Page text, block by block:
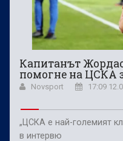
Капитанът
помогне на ЦСКА
Novsport 17:09
„ЦСКА е най-големият
в интервю